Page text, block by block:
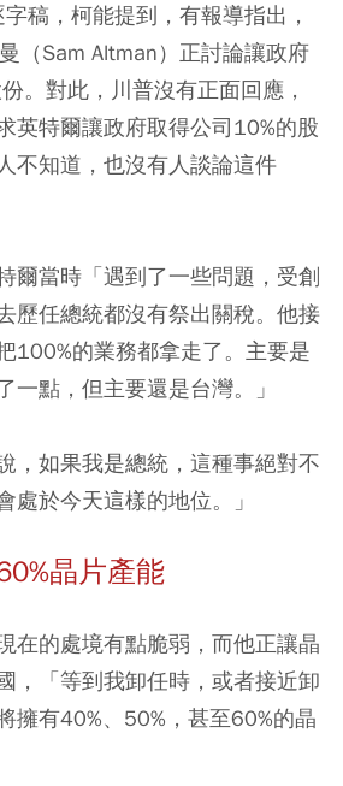
稿，柯能提到，有報導指出，
（Sam Altman）正討論讓政府
。對此，川普沒有正面回應，
英特爾讓政府取得公司10%的股
不知道，也沒有人談論這件
爾當時「遇到了一些問題，受創
歷任總統都沒有祭出關稅。他接
100%的業務都拿走了。主要是
一點，但主要還是台灣。」
，如果我是總統，這種事絕對不
處於今天這樣的地位。」
晶片產能
在的處境有點脆弱，而他正讓晶
，「等到我卸任時，或者接近卸
擁有40%、50%，甚至60%的晶